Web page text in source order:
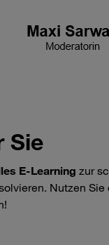
Sie
E-Learning zur
Nutzen